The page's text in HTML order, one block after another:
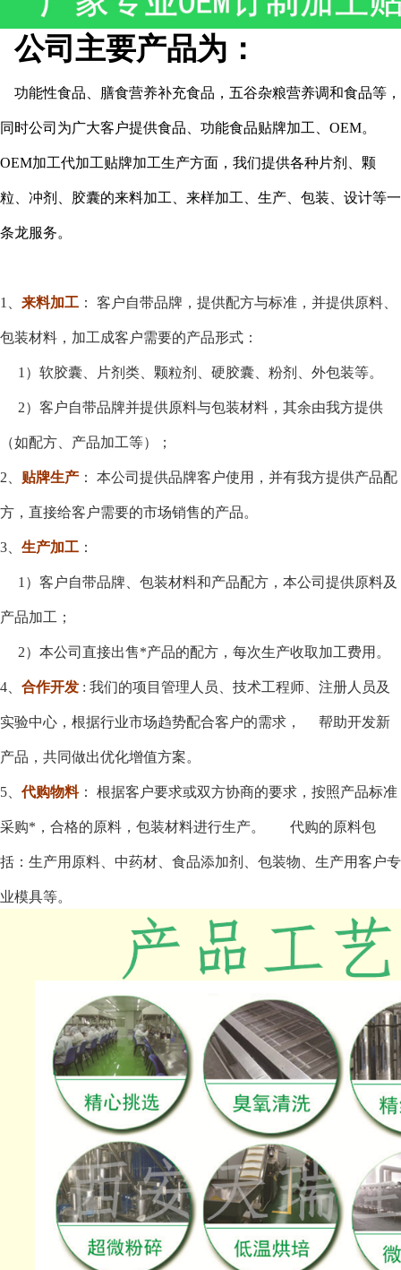
公司主要产品为：
功能性食品、膳食营养补充食品，五谷杂粮营养调和食品等，
同时公司为广大客户提供食品、功能食品贴牌加工、 OEM。
OEM加工代加工贴牌加工生产方面，我们提供各种片剂、颗
粒、冲剂、胶囊的来料加工、来样加工、生产、包装、设计等一
条龙服务。
1、 来料加工 ： 客户自带品牌，提供配方与标准，并提供原料、
包装材料，加工成客户需要的产品形式：
1）软胶囊、片剂类、颗粒剂、硬胶囊、粉剂、外包装等。
2）客户自带品牌并提供原料与包装材料，其余由我方提供
（如配方、产品加工等）；
2、 贴牌生产 ： 本公司提供品牌客户使用，并有我方提供产品配
方，直接给客户需要的市场销售的产品。
3、 生产加工 ：
1）客户自带品牌、包装材料和产品配方，本公司提供原料及
产品加工；
2）本公司直接出售*产品的配方，每次生产收取加工费用。
4、 合作开发 : 我们的项目管理人员、技术工程师、注册人员及
实验中心，根据行业市场趋势配合客户的需求， 帮助开发新
产品，共同做出优化增值方案。
5、代购物料： 根据客户要求或双方协商的要求，按照产品标准
采购*，合格的原料，包装材料进行生产。 代购的原料包
括：生产用原料、中药材、食品添加剂、包装物、生产用客户专
业模具等。